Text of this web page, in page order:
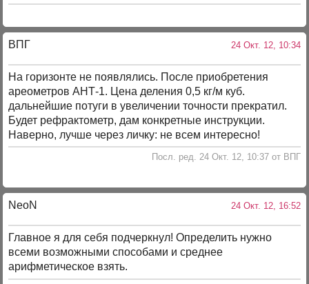
ВПГ 24 Окт. 12, 10:34
На горизонте не появлялись. После приобретения
ареометров АНТ-1. Цена деления 0,5 кг/м куб.
дальнейшие потуги в увеличении точности прекратил.
Будет рефрактометр, дам конкретные инструкции.
Наверно, лучше через личку: не всем интересно!
Посл. ред. 24 Окт. 12, 10:37 от ВПГ
NeoN 24 Окт. 12, 16:52
Главное я для себя подчеркнул! Определить нужно
всеми возможными способами и среднее
арифметическое взять.